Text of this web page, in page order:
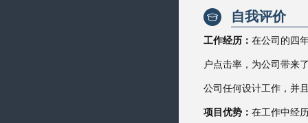
 自我评价
工作经历：在公司的四
户点击率，为公司带来
公司任何设计工作，并
项目优势：在工作中经